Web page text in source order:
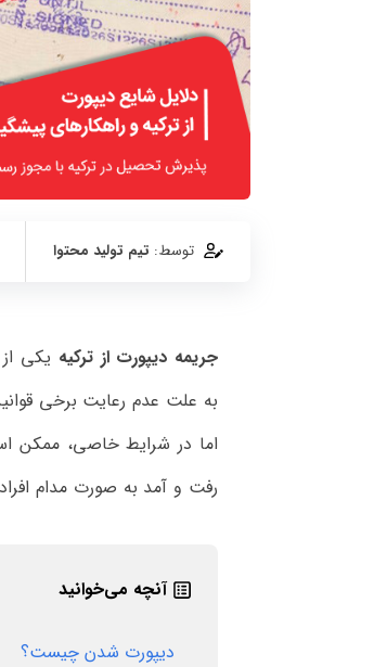
توسط: تیم تولید محتوا
جریمه دیپورت از ترکیه یکی
به علت عدم رعایت برخی
اما در شرایط خاصی، ممکن
رفت و آمد به صورت مدام
آنچه می‌خوانید
دیپورت شدن چیست؟